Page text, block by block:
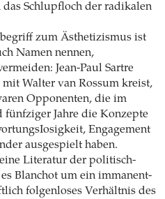
das Schlupfloch der radikalen
zum Ästhetizismus ist
Namen nennen,
Jean-Paul Sartre
Walter van Rossum kreist,
Opponenten, die im
Jahre die Konzepte
Engagement
ausgespielt haben.
Literatur der politisch-
Blanchot um ein immanent-
folgenloses Verhältnis des